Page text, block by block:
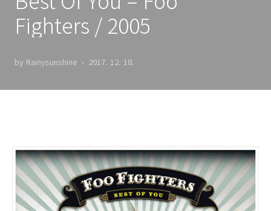
Fighters / 2005
by Rainysunshine 2017. 12. 18.